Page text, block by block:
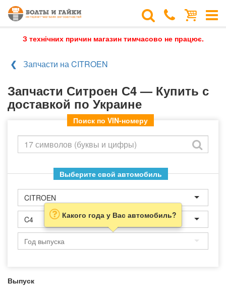
З технічних причин магазин тимчасово не працює.
Запчасти на CITROEN
Запчасти Ситроен С4 — Купить с
доставкой по Украине
Поиск по VIN-номеру
Выберите свой автомобиль
CITROEN
C4 Какого года у Вас автомобиль?
Выпуск